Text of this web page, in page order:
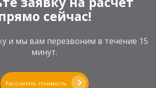
сейчас!
и мы вам перезвоним в течение 15
минут.
Рассчитать стоимость